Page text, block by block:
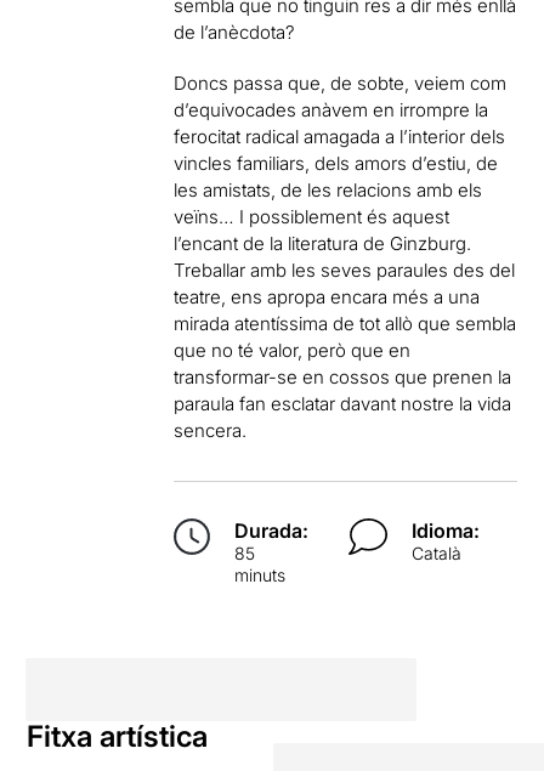
sembla que no tinguin res a dir més enllà
de l’anècdota?
Doncs passa que, de sobte, veiem com
d’equivocades anàvem en irrompre la
ferocitat radical amagada a l’interior dels
vincles familiars, dels amors d’estiu, de
les amistats, de les relacions amb els
veïns… I possiblement és aquest
l’encant de la literatura de Ginzburg.
Treballar amb les seves paraules des del
teatre, ens apropa encara més a una
mirada atentíssima de tot allò que sembla
que no té valor, però que en
transformar-se en cossos que prenen la
paraula fan esclatar davant nostre la vida
sencera.
Durada:
85
minuts
Idioma:
Català
Fitxa artística